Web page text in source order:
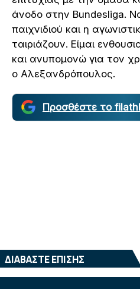
άνοδο στην Bundesliga.
παιχνιδιού και η
ταιριάζουν. Είμαι
και ανυπομονώ για τον
ο Αλεξανδρόπουλος.
Προσθέστε το
ΔΙΑΒΑΣΤΕ ΕΠΙΣΗΣ